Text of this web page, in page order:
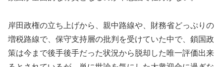
岸田政権の立ち上げから、親中路線や、財務省どっぷりの
増税路線で、保守支持層の批判を受けていた中で、鎖国政
策は今まで後手後手だった状況から脱却した唯一評価出来